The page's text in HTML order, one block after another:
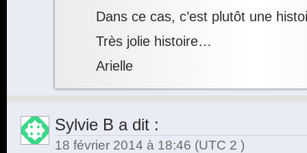
Dans ce cas, c’est plutôt une
Très jolie histoire…
Arielle
Sylvie B a dit :
18 février 2014 à 18:46 (UTC 2 )